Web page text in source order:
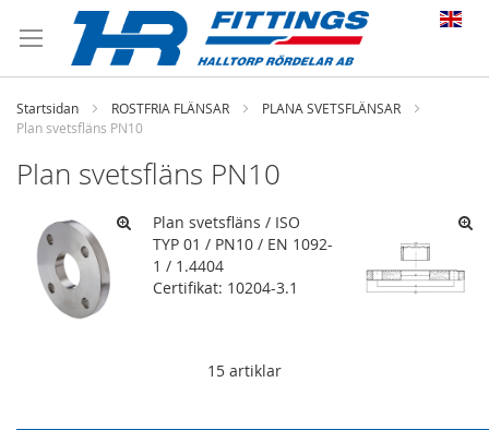
Startsidan ROSTFRIA FLÄNSAR
PLANA SVETSFLÄNSAR
Plan svetsfläns PN10
Plan svetsfläns PN10
Plan svetsfläns / ISO
TYP 01 / PN10 / EN 1092-
1 / 1.4404
Certifikat: 10204-3.1
15 artiklar